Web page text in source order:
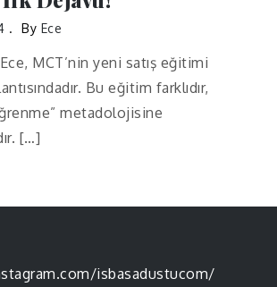
By Ece
MCT’nin yeni satış eğitimi
Bu eğitim farklıdır,
metadolojisine
[…]
isbasadustucom/